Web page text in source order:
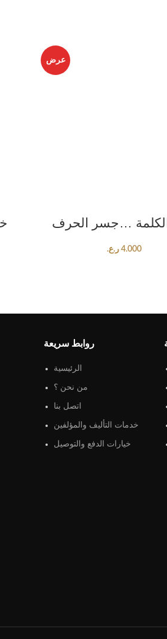
عرض
…جسر الحرف
4.000 ر.ع.
روابط سريعة
الرئيسية
من نحن ؟
اتصل بنا
خدمات التأليف والمؤلفين
خيارات الدفع والتوصيل